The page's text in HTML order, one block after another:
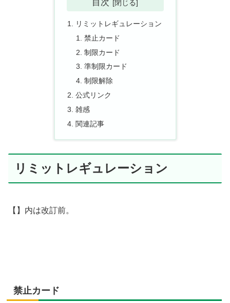
目次
リミットレギュレーション
禁止カード
制限カード
準制限カード
制限解除
公式リンク
雑感
関連記事
リミットレギュレーション
【】内は改訂前。
禁止カード